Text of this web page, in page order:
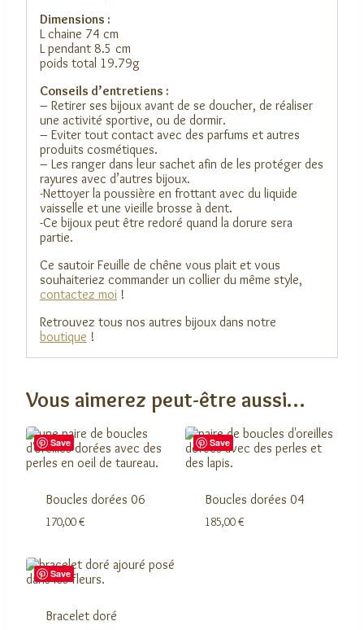
Dimensions :
L chaine 74 cm
L pendant 8.5 cm
poids total 19.79g
Conseils d’entretiens :
– Retirer ses bijoux avant de se doucher, de réaliser
une activité sportive, ou de dormir.
– Eviter tout contact avec des parfums et autres
produits cosmétiques.
– Les ranger dans leur sachet afin de les protéger des
rayures avec d’autres bijoux.
-Nettoyer la poussière en frottant avec du liquide
vaisselle et une vieille brosse à dent.
-Ce bijoux peut être redoré quand la dorure sera
partie.
Ce sautoir Feuille de chêne vous plait et vous
souhaiteriez commander un collier du même style,
contactez moi !
Retrouvez tous nos autres bijoux dans notre
boutique !
Vous aimerez peut-être aussi…
Save
Boucles dorées 06
170,00€
Save
Boucles dorées 04
185,00€
Save
Bracelet doré